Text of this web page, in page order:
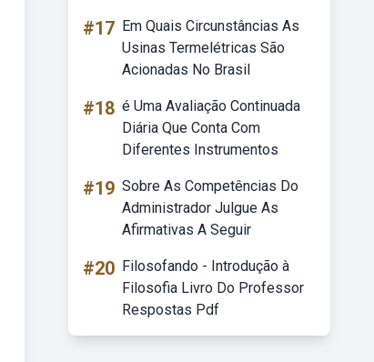
#17 Em Quais Circunstâncias As
Usinas Termelétricas São
Acionadas No Brasil
#18 é Uma Avaliação Continuada
Diária Que Conta Com
Diferentes Instrumentos
#19 Sobre As Competências Do
Administrador Julgue As
Afirmativas A Seguir
#20 Filosofando - Introdução à
Filosofia Livro Do Professor
Respostas Pdf